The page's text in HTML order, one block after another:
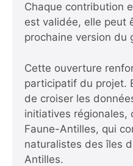
Chaque contribution
est validée, elle peut
prochaine version du
Cette ouverture
participatif du projet.
de croiser les
initiatives régionales,
Faune-Antilles, qui
naturalistes des îles
Antilles.